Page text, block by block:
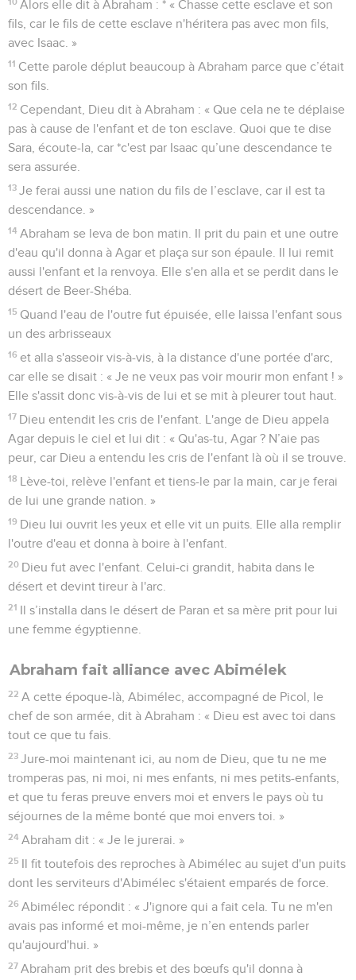
Alors elle dit à Abraham : * « Chasse cette esclave et son
fils, car le fils de cette esclave n'héritera pas avec mon fils,
avec Isaac. »
11 Cette parole déplut beaucoup à Abraham parce que c’était
son fils.
12 Cependant, Dieu dit à Abraham : « Que cela ne te déplaise
pas à cause de l'enfant et de ton esclave. Quoi que te dise
Sara, écoute-la, car *c'est par Isaac qu’une descendance te
sera assurée.
13 Je ferai aussi une nation du fils de l’esclave, car il est ta
descendance. »
14 Abraham se leva de bon matin. Il prit du pain et une outre
d'eau qu'il donna à Agar et plaça sur son épaule. Il lui remit
aussi l'enfant et la renvoya. Elle s'en alla et se perdit dans le
désert de Beer-Shéba.
15 Quand l'eau de l'outre fut épuisée, elle laissa l'enfant sous
un des arbrisseaux
16 et alla s'asseoir vis-à-vis, à la distance d'une portée d'arc,
car elle se disait : « Je ne veux pas voir mourir mon enfant ! »
Elle s'assit donc vis-à-vis de lui et se mit à pleurer tout haut.
17 Dieu entendit les cris de l'enfant. L'ange de Dieu appela
Agar depuis le ciel et lui dit : « Qu'as-tu, Agar ? N’aie pas
peur, car Dieu a entendu les cris de l'enfant là où il se trouve.
18 Lève-toi, relève l'enfant et tiens-le par la main, car je ferai
de lui une grande nation. »
19 Dieu lui ouvrit les yeux et elle vit un puits. Elle alla remplir
l'outre d'eau et donna à boire à l'enfant.
20 Dieu fut avec l'enfant. Celui-ci grandit, habita dans le
désert et devint tireur à l'arc.
21 Il s’installa dans le désert de Paran et sa mère prit pour lui
une femme égyptienne.
Abraham fait alliance avec Abimélek
22 A cette époque-là, Abimélec, accompagné de Picol, le
chef de son armée, dit à Abraham : « Dieu est avec toi dans
tout ce que tu fais.
23 Jure-moi maintenant ici, au nom de Dieu, que tu ne me
tromperas pas, ni moi, ni mes enfants, ni mes petits-enfants,
et que tu feras preuve envers moi et envers le pays où tu
séjournes de la même bonté que moi envers toi. »
24 Abraham dit : « Je le jurerai. »
25 Il fit toutefois des reproches à Abimélec au sujet d'un puits
dont les serviteurs d'Abimélec s'étaient emparés de force.
26 Abimélec répondit : « J'ignore qui a fait cela. Tu ne m'en
avais pas informé et moi-même, je n’en entends parler
qu'aujourd'hui. »
27 Abraham prit des brebis et des bœufs qu'il donna à